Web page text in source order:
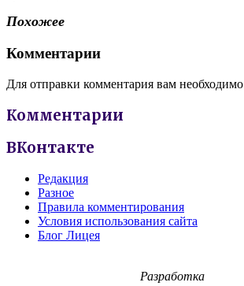
Похожее
Комментарии
Для отправки комментария вам необходимо
Комментарии
ВКонтакте
Редакция
Разное
Правила комментирования
Условия использования сайта
Блог Лицея
Разработка